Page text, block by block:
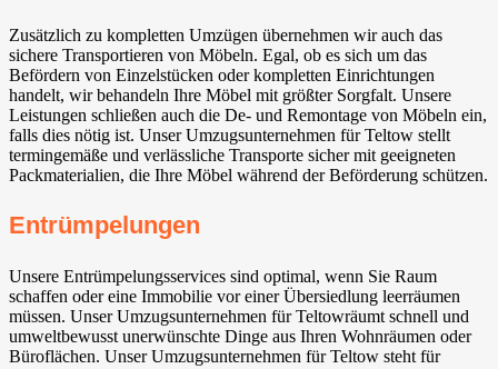
Zusätzlich zu kompletten Umzügen übernehmen wir auch das
sichere Transportieren von Möbeln. Egal, ob es sich um das
Befördern von Einzelstücken oder kompletten Einrichtungen
handelt, wir behandeln Ihre Möbel mit größter Sorgfalt. Unsere
Leistungen schließen auch die De- und Remontage von Möbeln ein,
falls dies nötig ist. Unser Umzugsunternehmen für Teltow stellt
termingemäße und verlässliche Transporte sicher mit geeigneten
Packmaterialien, die Ihre Möbel während der Beförderung schützen.
Entrümpelungen
Unsere Entrümpelungsservices sind optimal, wenn Sie Raum
schaffen oder eine Immobilie vor einer Übersiedlung leerräumen
müssen. Unser Umzugsunternehmen für Teltowräumt schnell und
umweltbewusst unerwünschte Dinge aus Ihren Wohnräumen oder
Büroflächen. Unser Umzugsunternehmen für Teltow steht für